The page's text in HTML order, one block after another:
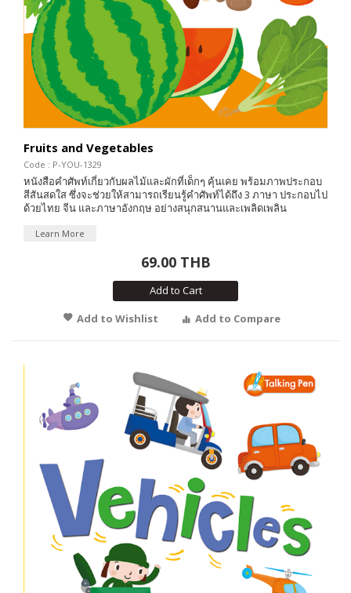
Fruits and Vegetables
Code : P-YOU-1329
หนังสือคำศัพท์เกี่ยวกับผลไม้และผักที่เด็กๆ คุ้นเคย พร้อมภาพประกอบ
สีสันสดใส ซึ่งจะช่วยให้สามารถเรียนรู้คำศัพท์ได้ถึง 3 ภาษา ประกอบไป
ด้วยไทย จีน และภาษาอังกฤษ อย่างสนุกสนานและเพลิดเพลิน
Learn More
69.00 THB
Add to Cart
Add to Wishlist
Add to Compare